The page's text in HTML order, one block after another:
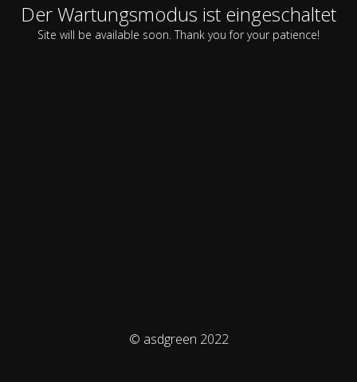
Der Wartungsmodus ist eingeschaltet
Site will be available soon. Thank you for your patience!
© asdgreen 2022